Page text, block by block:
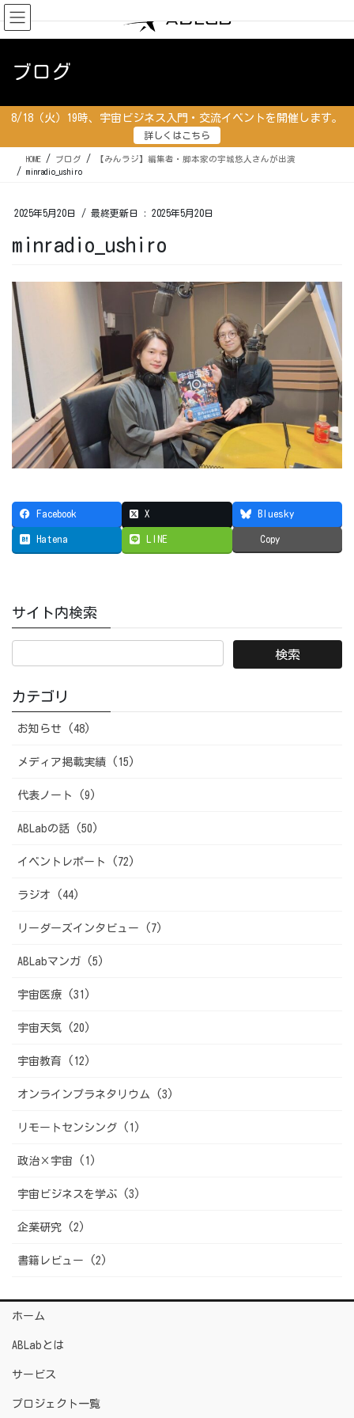
コ
ン
テ
移
ナ
ビ
ゲ
ン
ブログ
8/18（火）19時、宇宙ビジネス入門・交流イベントを開催します。
詳しくはこちら
HOME ブログ
【みんラジ】編集者・脚本家の宇城悠人さんが出演
minradio_ushiro
2025年5月20日 / 最終更新日 : 2025年5月20日
minradio_ushiro
Facebook X Bluesky
Hatena LINE Copy
サイト内検索
カテゴリ
お知らせ (48)
メディア掲載実績 (15)
代表ノート (9)
ABLabの話 (50)
イベントレポート (72)
ラジオ (44)
リーダーズインタビュー (7)
ABLabマンガ (5)
宇宙医療 (31)
宇宙天気 (20)
宇宙教育 (12)
オンラインプラネタリウム (3)
リモートセンシング (1)
政治×宇宙 (1)
宇宙ビジネスを学ぶ (3)
企業研究 (2)
書籍レビュー (2)
ホーム
ABLabとは
サービス
プロジェクト一覧